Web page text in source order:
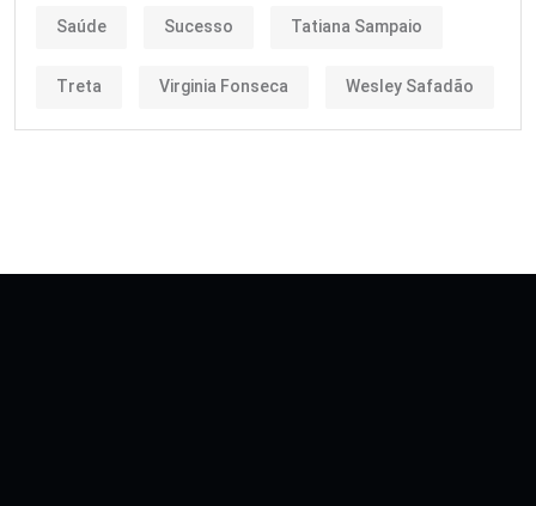
Saúde Sucesso Tatiana Sampaio
Treta Virginia Fonseca Wesley Safadão